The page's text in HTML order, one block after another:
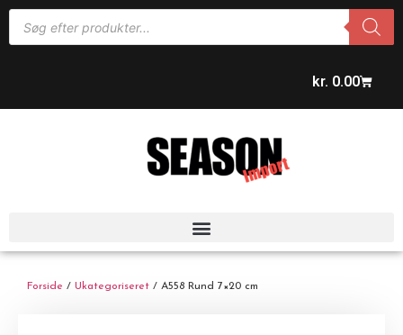
kr. 0.00
Forside / Ukategoriseret / A558 Rund 7×20 cm